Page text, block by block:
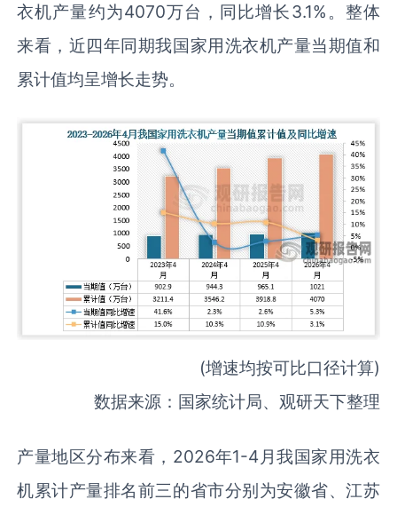
衣机产量约为4070万台，同比增长3.1%。整体
来看，近四年同期我国家用洗衣机产量当期值和
累计值均呈增长走势。
(增速均按可比口径计算)
数据来源：国家统计局、观研天下整理
产量地区分布来看，2026年1-4月我国家用洗衣
机累计产量排名前三的省市分别为安徽省、江苏